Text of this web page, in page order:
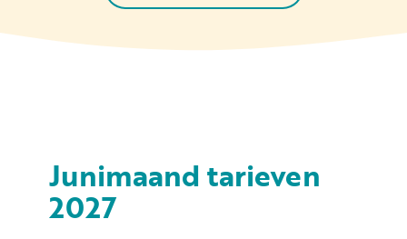
Junimaand tarieven
2027